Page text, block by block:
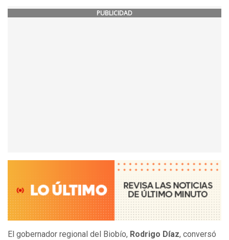
PUBLICIDAD
El gobernador regional del Biobío, Rodrigo Díaz, conversó